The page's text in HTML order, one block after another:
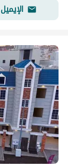
الإيميل